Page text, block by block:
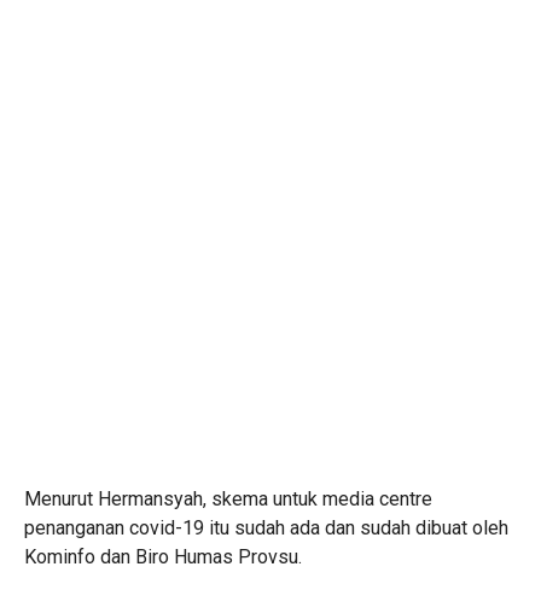
Menurut Hermansyah, skema untuk media centre
penanganan covid-19 itu sudah ada dan sudah dibuat oleh
Kominfo dan Biro Humas Provsu.